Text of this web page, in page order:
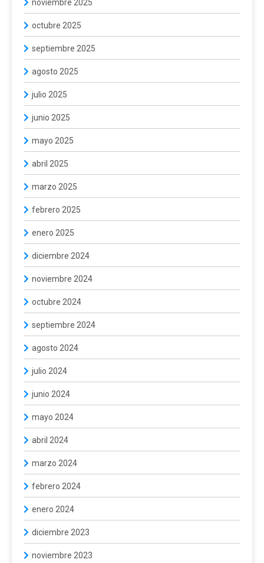
noviembre 2025
octubre 2025
septiembre 2025
agosto 2025
julio 2025
junio 2025
mayo 2025
abril 2025
marzo 2025
febrero 2025
enero 2025
diciembre 2024
noviembre 2024
octubre 2024
septiembre 2024
agosto 2024
julio 2024
junio 2024
mayo 2024
abril 2024
marzo 2024
febrero 2024
enero 2024
diciembre 2023
noviembre 2023